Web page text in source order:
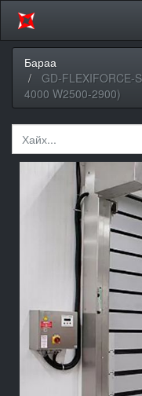
Бараа
GD-FLEXIFORCE-
4000 W2500-2900)